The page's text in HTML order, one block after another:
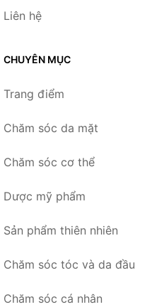
Liên hệ
CHUYÊN MỤC
Trang điểm
Chăm sóc da mặt
Chăm sóc cơ thể
Dược mỹ phẩm
Sản phẩm thiên nhiên
Chăm sóc tóc và da đầu
Chăm sóc cá nhân